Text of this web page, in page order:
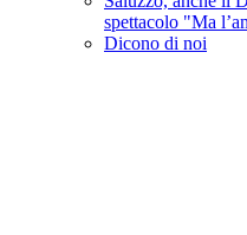
spettacolo "Ma
Dicono di noi